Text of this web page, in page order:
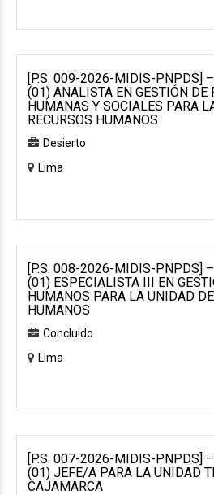
[P.S. 009-2026-MIDIS-PNPDS]
(01) ANALISTA EN GESTIÓN DE
HUMANAS Y SOCIALES PARA
RECURSOS HUMANOS
Desierto
Lima
[P.S. 008-2026-MIDIS-PNPDS]
(01) ESPECIALISTA III EN
HUMANOS PARA LA UNIDAD
HUMANOS
Concluido
Lima
[P.S. 007-2026-MIDIS-PNPDS]
(01) JEFE/A PARA LA UNIDAD
CAJAMARCA